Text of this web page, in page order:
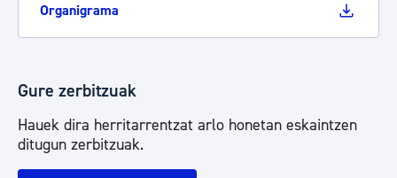
Organigrama
Gure zerbitzuak
Hauek dira herritarrentzat arlo honetan eskaintzen
ditugun zerbitzuak.